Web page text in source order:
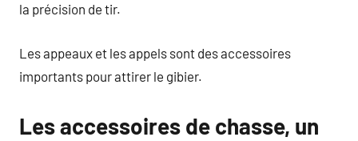
la précision de tir.
Les appeaux et les appels sont des accessoires
importants pour attirer le gibier.
Les accessoires de chasse, un